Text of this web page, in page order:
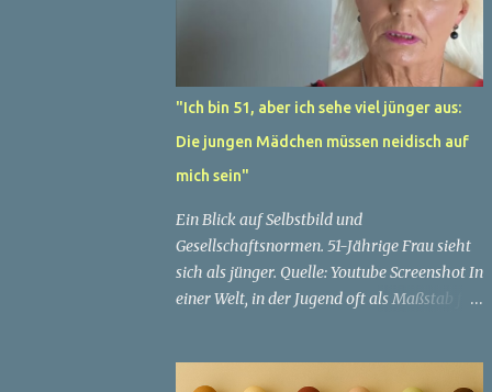
"Ich bin 51, aber ich sehe viel jünger aus:
Die jungen Mädchen müssen neidisch auf
mich sein"
Ein Blick auf Selbstbild und
Gesellschaftsnormen. 51-Jährige Frau sieht
sich als jünger. Quelle: Youtube Screenshot In
einer Welt, in der Jugend oft als Maßstab für